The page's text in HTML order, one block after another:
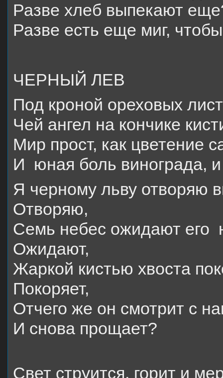
Разве хлеб выпекают
Разве есть еще миг,
ЧЕРНЫЙ ЛЕВ
Под кроной ореховых
Чей ангел на кончике
Мир прост, как цветение
И юная боль винограда,
Я черному льву отворяю
Отворяю,
Семь небес ожидают его
Ожидают,
Жаркой кистью хвоста
Покоряет,
Отчего же он смотрит с
И снова прощает?
Свет струится, горит и